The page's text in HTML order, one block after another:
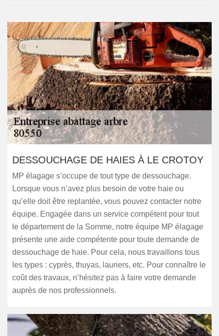
DESSOUCHAGE DE HAIES À LE CROTOY
MP élagage s’occupe de tout type de dessouchage.
Lorsque vous n’avez plus besoin de votre haie ou
qu’elle doit être replantée, vous pouvez contacter notre
équipe. Engagée dans un service compétent pour tout
le département de la Somme, notre équipe MP élagage
présente une aide compétente pour toute demande de
dessouchage de haie. Pour cela, nous travaillons tous
les types : cyprès, thuyas, lauriers, etc. Pour connaître le
coût des travaux, n’hésitez pas à faire votre demande
auprès de nos professionnels.